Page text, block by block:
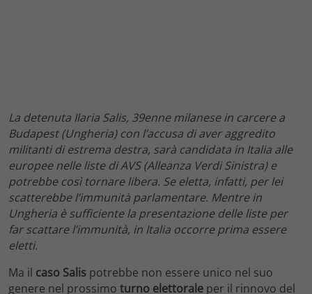
La detenuta Ilaria Salis, 39enne milanese in carcere a
Budapest (Ungheria) con l’accusa di aver aggredito
militanti di estrema destra, sarà candidata in Italia alle
europee nelle liste di AVS (Alleanza Verdi Sinistra) e
potrebbe così tornare libera. Se eletta, infatti, per lei
scatterebbe l’immunità parlamentare. Mentre in
Ungheria è sufficiente la presentazione delle liste per
far scattare l’immunità, in Italia occorre prima essere
eletti.
Ma il caso Salis potrebbe non essere unico nel suo
genere nel prossimo turno elettorale per il rinnovo del